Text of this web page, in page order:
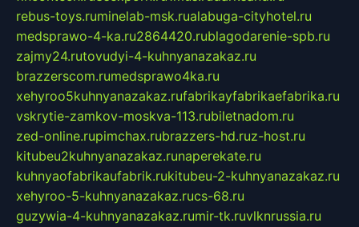
rebus-toys.ruminelab-msk.rualabuga-cityhotel.ru
medsprawo-4-ka.ru2864420.rublagodarenie-spb.ru
zajmy24.rutovudyi-4-kuhnyanazakaz.ru
brazzerscom.rumedsprawo4ka.ru
xehyroo5kuhnyanazakaz.rufabrikayfabrikaefabrika.ru
vskrytie-zamkov-moskva-113.rubiletnadom.ru
zed-online.rupimchax.rubrazzers-hd.ruz-host.ru
kitubeu2kuhnyanazakaz.runaperekate.ru
kuhnyaofabrikaufabrik.rukitubeu-2-kuhnyanazakaz.ru
xehyroo-5-kuhnyanazakaz.rucs-68.ru
guzywia-4-kuhnyanazakaz.rumir-tk.ruvlknrussia.ru